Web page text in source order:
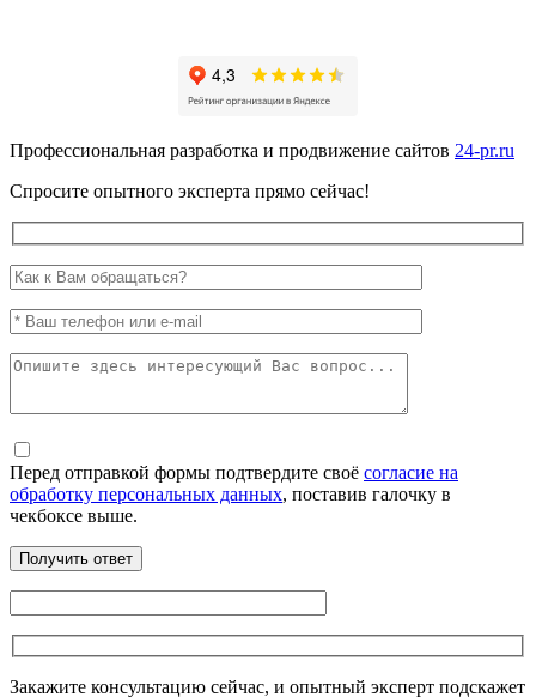
Профессиональная разработка и продвижение сайтов 24-pr.ru
Спросите опытного эксперта прямо сейчас!
Перед отправкой формы подтвердите своё согласие на
обработку персональных данных, поставив галочку в
чекбоксе выше.
Закажите консультацию сейчас, и опытный эксперт подскажет